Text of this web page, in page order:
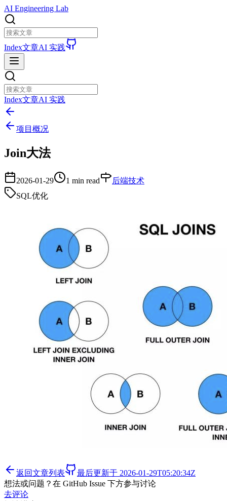
AI Engineering Lab
Index文章AI 实践
Index文章AI 实践
项目概况
Join大法
2026-01-29 1 min read
后端技术
SQL优化
返回文章列表 最后更新于 2026-01-29T05:20:34Z
想法或问题？在 GitHub Issue 下方参与讨论
去评论